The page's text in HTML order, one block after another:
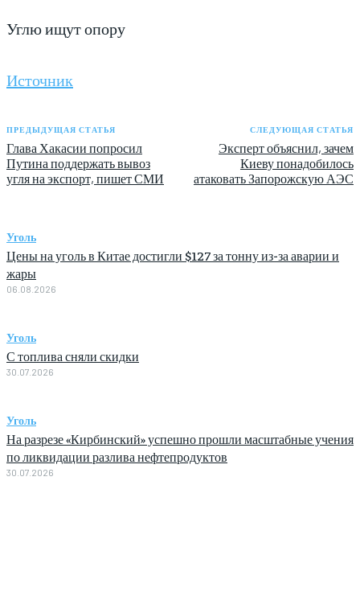
Углю ищут опору
Источник
ПРЕДЫДУЩАЯ СТАТЬЯ
Глава Хакасии попросил
Путина поддержать вывоз
угля на экспорт, пишет СМИ
СЛЕДУЮЩАЯ СТАТЬЯ
Эксперт объяснил, зачем
Киеву понадобилось
атаковать Запорожскую АЭС
Уголь
Цены на уголь в Китае достигли $127 за тонну из-за аварии и
жары
06.08.2026
Уголь
С топлива сняли скидки
30.07.2026
Уголь
На разрезе «Кирбинский» успешно прошли масштабные учения
по ликвидации разлива нефтепродуктов
30.07.2026